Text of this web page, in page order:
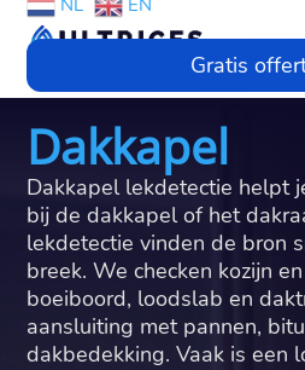
NL EN
Gratis
Dakkapel
Dakkapel lekdetectie helpt
bij de dakkapel of het
lekdetectie vinden de bron
breek.​ We checken kozijn
boeiboord, loodslab en
aansluiting met pannen,
dakbedekking.​ Vaak is een